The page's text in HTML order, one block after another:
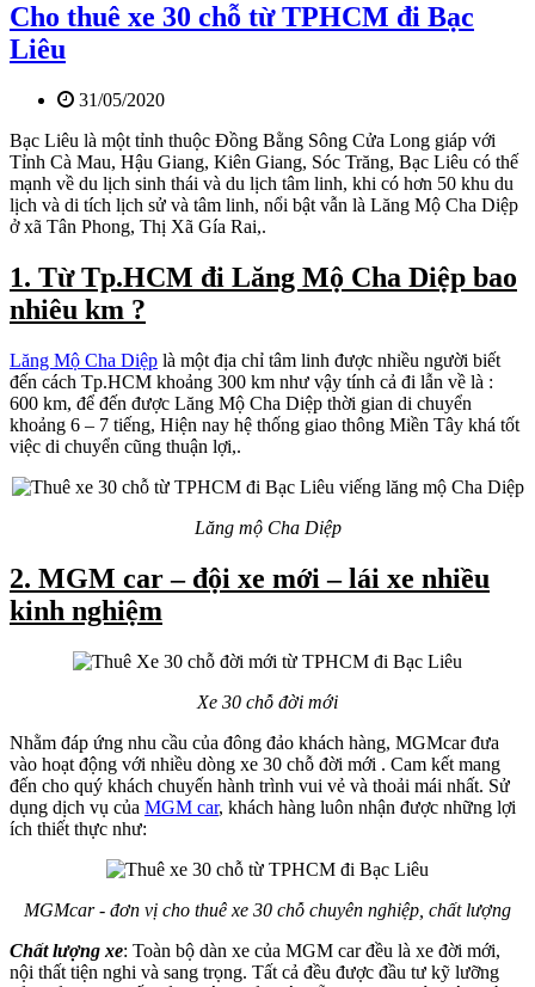
Cho thuê xe 30 chỗ từ TPHCM đi Bạc
Liêu
31/05/2020
Bạc Liêu là một tỉnh thuộc Đồng Bằng Sông Cửa Long giáp với
Tỉnh Cà Mau, Hậu Giang, Kiên Giang, Sóc Trăng, Bạc Liêu có thế
mạnh về du lịch sinh thái và du lịch tâm linh, khi có hơn 50 khu du
lịch và di tích lịch sử và tâm linh, nổi bật vẫn là Lăng Mộ Cha Diệp
ở xã Tân Phong, Thị Xã Gía Rai,.
1. Từ Tp.HCM đi Lăng Mộ Cha Diệp bao
nhiêu km ?
Lăng Mộ Cha Diệp là một địa chỉ tâm linh được nhiều người biết
đến cách Tp.HCM khoảng 300 km như vậy tính cả đi lẫn về là :
600 km, để đến được Lăng Mộ Cha Diệp thời gian di chuyển
khoảng 6 – 7 tiếng, Hiện nay hệ thống giao thông Miền Tây khá tốt
việc di chuyển cũng thuận lợi,.
Lăng mộ Cha Diệp
2. MGM car – đội xe mới – lái xe nhiều
kinh nghiệm
Xe 30 chỗ đời mới
Nhằm đáp ứng nhu cầu của đông đảo khách hàng, MGMcar đưa
vào hoạt động với nhiều dòng xe 30 chỗ đời mới . Cam kết mang
đến cho quý khách chuyến hành trình vui vẻ và thoải mái nhất. Sử
dụng dịch vụ của MGM car, khách hàng luôn nhận được những lợi
ích thiết thực như:
MGMcar - đơn vị cho thuê xe 30 chỗ chuyên nghiệp, chất lượng
Chất lượng xe: Toàn bộ dàn xe của MGM car đều là xe đời mới,
nội thất tiện nghi và sang trọng. Tất cả đều được đầu tư kỹ lưỡng